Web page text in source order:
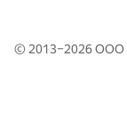
© 2013–2026 ООО